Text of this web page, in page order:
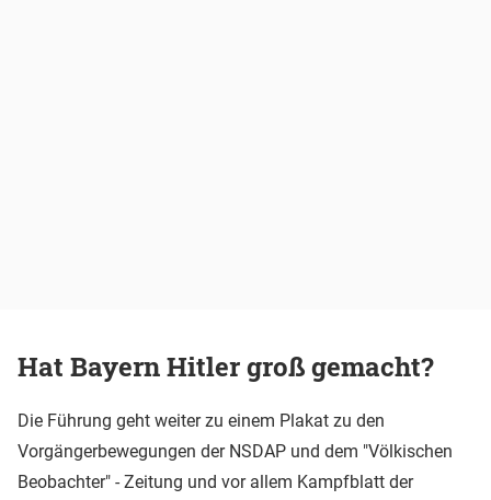
Hat Bayern Hitler groß gemacht?
Die Führung geht weiter zu einem Plakat zu den
Vorgängerbewegungen der NSDAP und dem "Völkischen
Beobachter" - Zeitung und vor allem Kampfblatt der